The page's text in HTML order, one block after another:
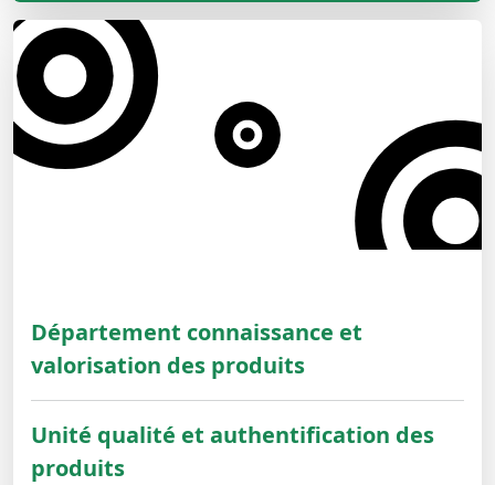
Département connaissance et
valorisation des produits
Unité qualité et authentification des
produits